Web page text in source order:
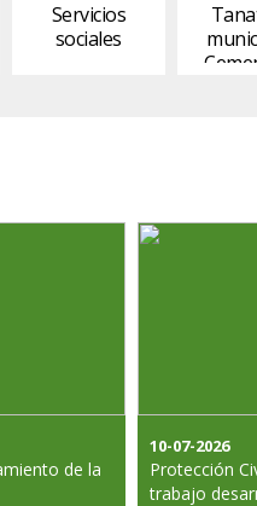
Servicios
sociales
de la
10-07-2026
Protección
trabajo